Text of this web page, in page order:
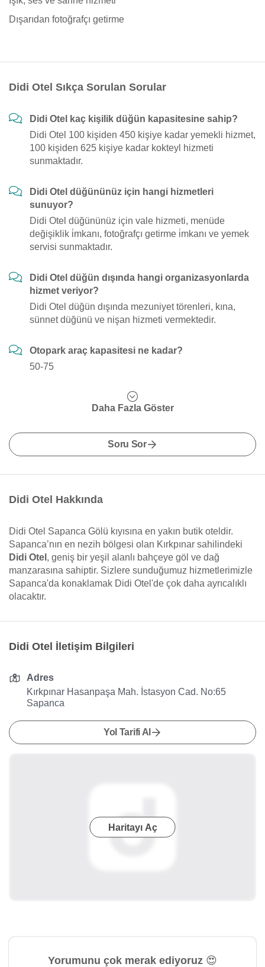
Dışarıdan fotoğrafçı getirme
Didi Otel Sıkça Sorulan Sorular
Didi Otel kaç kişilik düğün kapasitesine sahip?
Didi Otel 100 kişiden 450 kişiye kadar yemekli hizmet,
100 kişiden 625 kişiye kadar kokteyl hizmeti
sunmaktadır.
Didi Otel düğününüz için hangi hizmetleri
sunuyor?
Didi Otel düğününüz için vale hizmeti, menüde
değişiklik i̇mkanı, fotoğrafçı getirme i̇mkanı ve yemek
servisi sunmaktadır.
Didi Otel düğün dışında hangi organizasyonlarda
hizmet veriyor?
Didi Otel düğün dışında mezuniyet törenleri, kına,
sünnet düğünü ve nişan hizmeti vermektedir.
Otopark araç kapasitesi ne kadar?
50-75
Daha Fazla Göster
Soru Sor
Didi Otel Hakkında
Didi Otel Sapanca Gölü kıyısına en yakın butik oteldir.
Sapanca’nın en nezih bölgesi olan Kırkpınar sahilindeki
Didi Otel , geniş bir yeşil alanlı bahçeye göl ve dağ
manzarasına sahiptir. Sizlere sunduğumuz hizmetlerimizle
Sapanca'da konaklamak Didi Otel'de çok daha ayrıcalıklı
olacaktır.
Didi Otel İletişim Bilgileri
Adres
Kırkpınar Hasanpaşa Mah. İstasyon Cad. No:65
Sapanca
Yol Tarifi Al
Haritayı Aç
Yorumunu çok merak ediyoruz 😍